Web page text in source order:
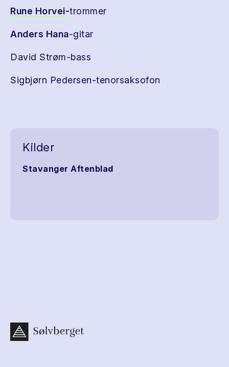
Rune Horvei-trommer
Anders Hana-gitar
David Strøm-bass
Sigbjørn Pedersen-tenorsaksofon
Kilder
Stavanger Aftenblad